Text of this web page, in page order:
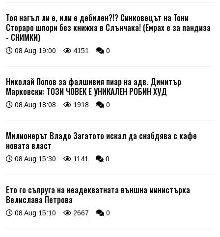
Тоя нагъл ли е, или е дебилен?!? Синковецът на Тони
Стораро шпори без книжка в Слънчака! (Емрах е за пандиза
- СНИМКИ)
08 Aug 19:00 4151 0
Николай Попов за фалшивия пиар на адв. Димитър
Марковски: ТОЗИ ЧОВЕК Е УНИКАЛЕН РОБИН ХУД
08 Aug 18:08 1918 0
Милионерът Владо Загатото искал да снабдява с кафе
новата власт
08 Aug 15:30 1141 0
Ето го съпруга на неадекватната външна министърка
Велислава Петрова
08 Aug 15:10 2667 0